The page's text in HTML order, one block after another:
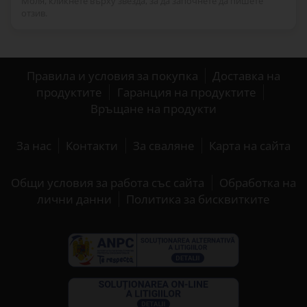
Правила и условия за покупка
Доставка на
продуктите
Гаранция на продуктите
Връщане на продукти
За нас Контакти За сваляне Карта на сайта
Общи условия за работа със сайта
Обработка на
лични данни
Политика за бисквитките